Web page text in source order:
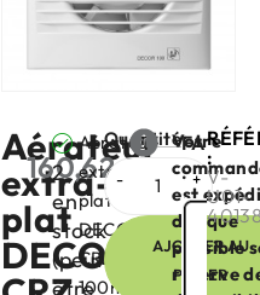
Aérateur
extra-
plat
DECOR
160,62€ HT
2
en
stock
(peut
être
Aérateur
extra-
plat
DECOR
CRZ
100m3/h
Quantité
AJOUTER AU
PANIER
Votre
est
dès que
possible
réserve
:
:
V-
U01-